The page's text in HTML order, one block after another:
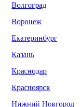
Волгоград
Воронеж
Екатеринбург
Казань
Краснодар
Красноярск
Нижний Новгород